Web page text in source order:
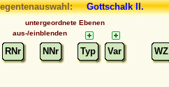
Gottschalk II.
untergeordnete Ebenen
aus-/einblenden
RNr NNr Typ Var WZ